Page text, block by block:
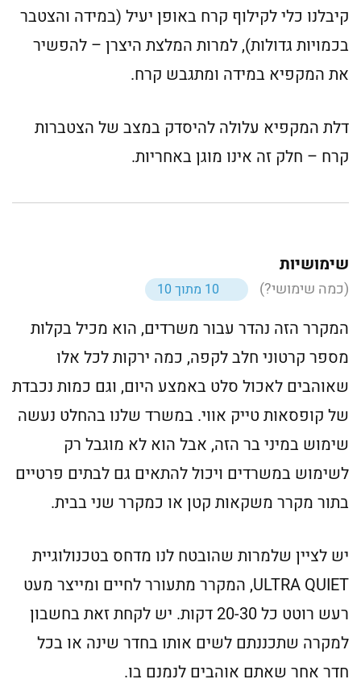
קיבלנו כלי לקילוף קרח באופן יעיל (במידה והצטבר
בכמויות גדולות), למרות המלצת היצרן – להפשיר
את המקפיא במידה ומתגבש קרח.
דלת המקפיא עלולה להיסדק במצב של הצטברות
קרח – חלק זה אינו מוגן באחריות.
שימושיות
(כמה שימושי?) 10 מתוך 10
המקרר הזה נהדר עבור משרדים, הוא מכיל בקלות
מספר קרטוני חלב לקפה, כמה ירקות לכל אלו
שאוהבים לאכול סלט באמצע היום, וגם כמות נכבדת
של קופסאות טייק אווי. במשרד שלנו בהחלט נעשה
שימוש במיני בר הזה, אבל הוא לא מוגבל רק
לשימוש במשרדים ויכול להתאים גם לבתים פרטיים
בתור מקרר משקאות קטן או כמקרר שני בבית.
יש לציין שלמרות שהובטח לנו מדחס בטכנולוגיית
ULTRA QUIET, המקרר מתעורר לחיים ומייצר מעט
רעש רוטט כל 20-30 דקות. יש לקחת זאת בחשבון
למקרה שתכננתם לשים אותו בחדר שינה או בכל
חדר אחר שאתם אוהבים לנמנם בו.